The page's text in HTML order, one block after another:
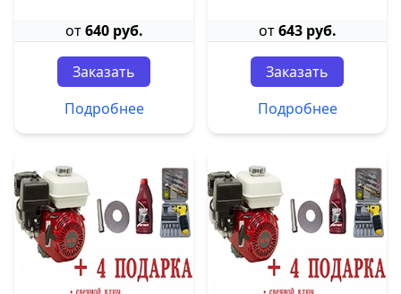
от640 руб.
Заказать
Подробнее
от643 руб.
Заказать
Подробнее